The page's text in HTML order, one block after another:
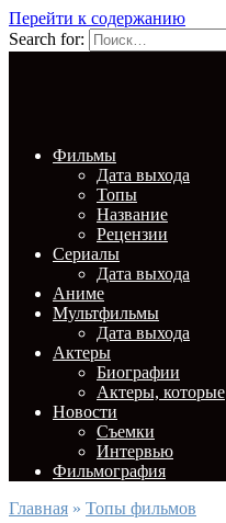
Перейти к содержанию
Search for:
Фильмы
Дата выхода
Топы
Название
Рецензии
Сериалы
Дата выхода
Аниме
Мультфильмы
Дата выхода
Актеры
Биографии
Актеры, которые
Новости
Съемки
Интервью
Фильмография
Главная » Топы фильмов